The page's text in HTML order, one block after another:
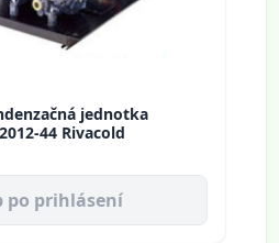
jednotka
44 Rivacold
po prihlásení